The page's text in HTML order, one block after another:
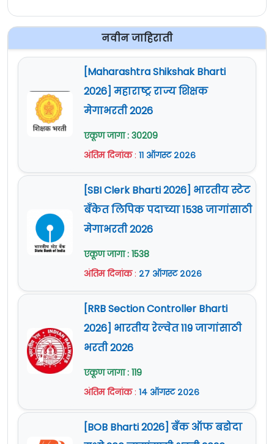
नवीन जाहिराती
[Maharashtra Shikshak Bharti
2026] महाराष्ट्र राज्य शिक्षक
मेगाभरती 2026
एकूण जागा : 30209
अंतिम दिनांक: ११ ऑगस्ट २०२६
[SBI Clerk Bharti 2026] भारतीय स्टेट
बँकेत लिपिक पदाच्या 1538 जागांसाठी
मेगाभरती 2026
एकूण जागा : 1538
अंतिम दिनांक: २७ ऑगस्ट २०२६
[RRB Section Controller Bharti
2026] भारतीय रेल्वेत 119 जागांसाठी
भरती 2026
एकूण जागा : 119
अंतिम दिनांक: १४ ऑगस्ट २०२६
[BOB Bharti 2026] बँक ऑफ बडोदा